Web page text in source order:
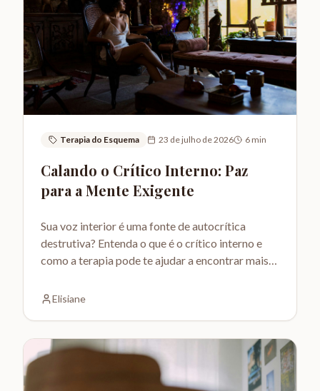
Terapia do Esquema 23 de julho de 2026 6min
Calando o Crítico Interno: Paz
para a Mente Exigente
Sua voz interior é uma fonte de autocrítica
destrutiva? Entenda o que é o crítico interno e
como a terapia pode te ajudar a encontrar mais
Elisiane